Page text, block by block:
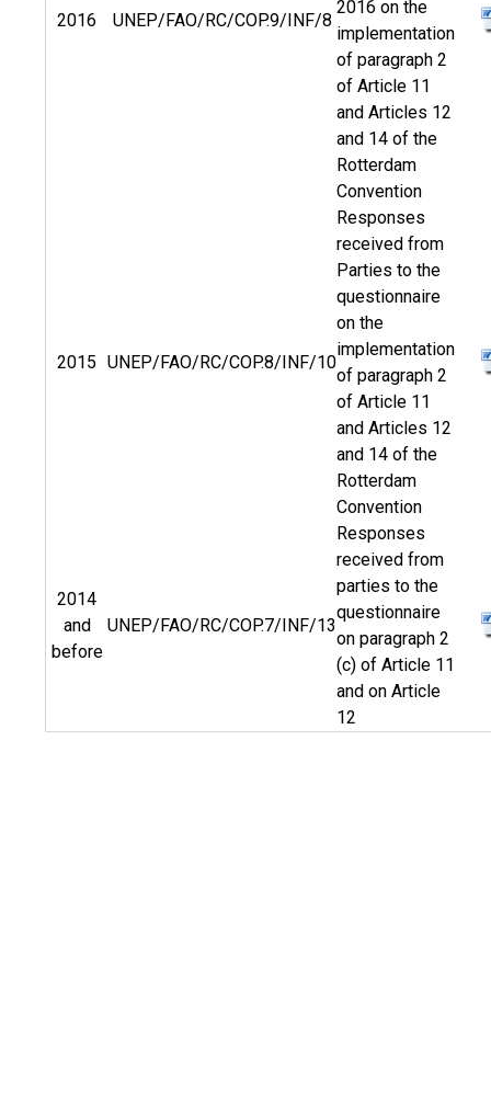
2016 UNEP/FAO/RC/COP.9/INF/8
2016 on the
implementation
of paragraph 2
of Article 11
and Articles 12
and 14 of the
Rotterdam
Convention
2015 UNEP/FAO/RC/COP.8/INF/10
Responses
received from
Parties to the
questionnaire
on the
implementation
of paragraph 2
of Article 11
and Articles 12
and 14 of the
Rotterdam
Convention
2014
and
before
UNEP/FAO/RC/COP.7/INF/13
Responses
received from
parties to the
questionnaire
on paragraph 2
(c) of Article 11
and on Article
12